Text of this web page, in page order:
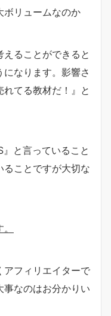
ボリュームなのか
ることができると
なります。影響さ
てる教材だ！』と
と言っていること
ることですが大切な
アフィリエイターで
事なのはお分かりい